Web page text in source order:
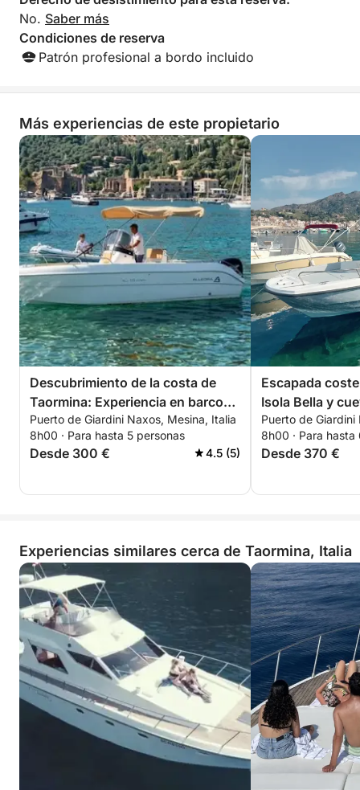
No. Saber más
Condiciones de reserva
Patrón profesional a bordo incluido
Más experiencias de este propietario
Descubrimiento de la costa de
Taormina: Experiencia en barco
con el Loto Blanco
Puerto de Giardini Naxos, Mesina, Italia
8h00 · Para hasta 5 personas
Desde 300 € 4.5 (5)
Escapada
Isola Bella y
Puerto de
8h00 · Para hasta
Desde 370 €
Experiencias similares cerca de Taormina, Italia